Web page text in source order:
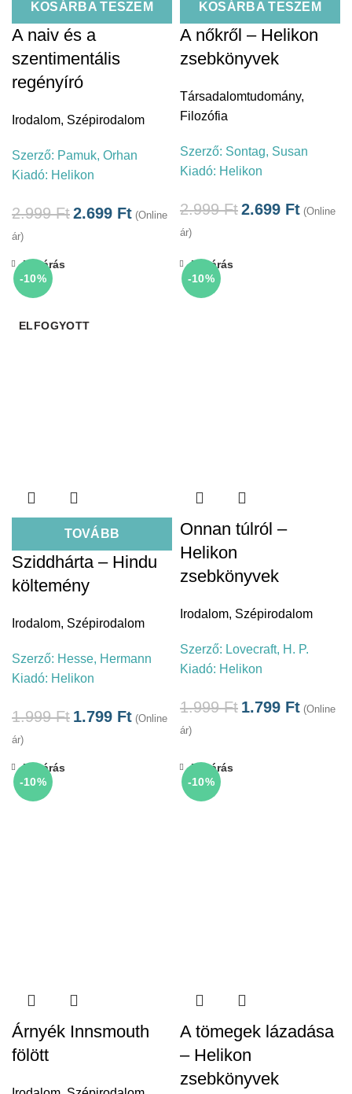
KOSÁRBA TESZEM
A naiv és a
szentimentális
regényíró
Irodalom, Szépirodalom
Szerző: Pamuk, Orhan
Kiadó: Helikon
2.999Ft2.699 Ft (Online
ár)
KOSÁRBA TESZEM
A nőkről – Helikon
zsebkönyvek
Társadalomtudomány,
Filozófia
Szerző: Sontag, Susan
Kiadó: Helikon
2.999Ft2.699 Ft (Online
ár)
-10%
ELFOGYOTT
TOVÁBB
Bezárás
Sziddhárta – Hindu
költemény
Irodalom, Szépirodalom
Szerző: Hesse, Hermann
Kiadó: Helikon
1.999Ft 1.799 Ft (Online
ár)
-10%
Bezárás
Onnan túlról –
Helikon
zsebkönyvek
Irodalom, Szépirodalom
Szerző: Lovecraft, H. P.
Kiadó: Helikon
1.999Ft 1.799 Ft (Online
ár)
-10%
Bezárás
Árnyék Innsmouth
fölött
-10%
Bezárás
A tömegek lázadása
– Helikon
zsebkönyvek